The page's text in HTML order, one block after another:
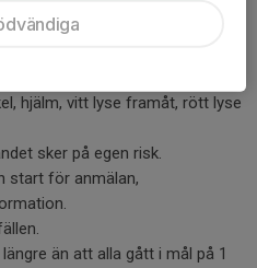
hjälm, vitt lyse framåt, rött lyse
sker på egen risk.
start för anmälan,
än att alla gått i mål på 1